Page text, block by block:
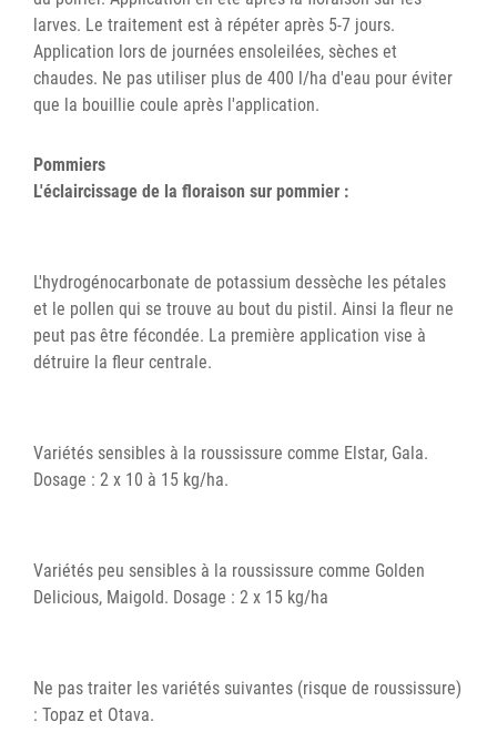
larves. Le traitement est à répéter après 5-7 jours.
Application lors de journées ensoleilées, sèches et
chaudes. Ne pas utiliser plus de 400 l/ha d'eau pour éviter
que la bouillie coule après l'application.
Pommiers
L'éclaircissage de la floraison sur pommier :
L'hydrogénocarbonate de potassium dessèche les pétales
et le pollen qui se trouve au bout du pistil. Ainsi la fleur ne
peut pas être fécondée. La première application vise à
détruire la fleur centrale.
Variétés sensibles à la roussissure comme Elstar, Gala.
Dosage : 2 x 10 à 15 kg/ha.
Variétés peu sensibles à la roussissure comme Golden
Delicious, Maigold. Dosage : 2 x 15 kg/ha
Ne pas traiter les variétés suivantes (risque de roussissure)
: Topaz et Otava.